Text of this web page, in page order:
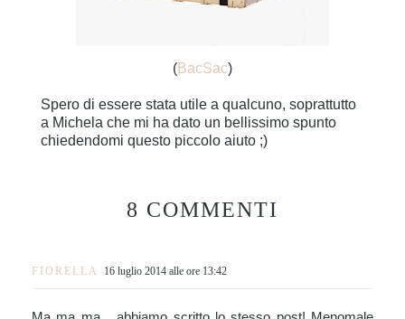
(BacSac)
Spero di essere stata utile a qualcuno, soprattutto
a Michela che mi ha dato un bellissimo spunto
chiedendomi questo piccolo aiuto ;)
8 COMMENTI
FIORELLA 16 luglio 2014 alle ore 13:42